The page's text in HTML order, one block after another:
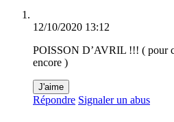
12/10/2020 13:12
POISSON D’AVRIL !!! ( pour
encore )
J'aime
Répondre Signaler un abus